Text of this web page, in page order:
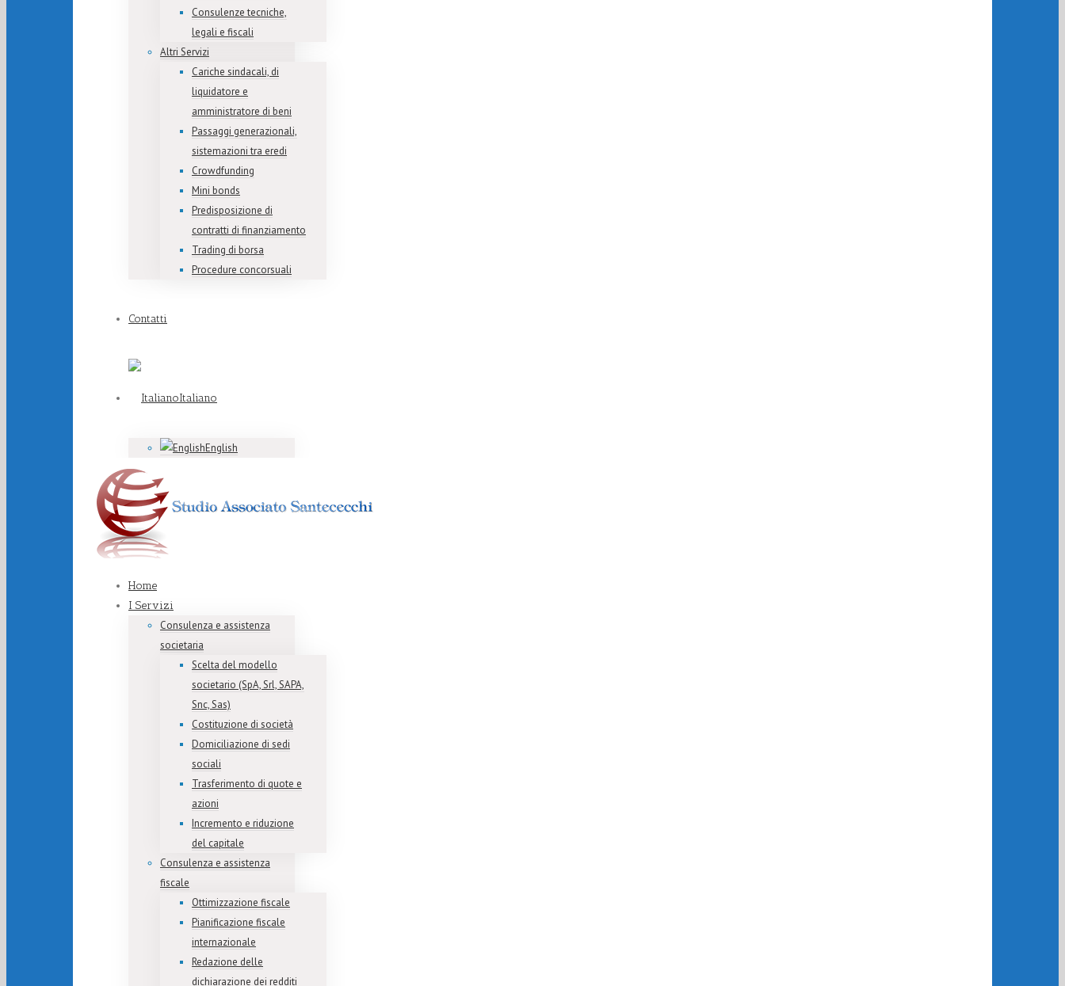
Consulenze tecniche,
legali e fiscali
Altri Servizi
Cariche sindacali, di
liquidatore e
amministratore di beni
Passaggi generazionali,
sistemazioni tra eredi
Crowdfunding
Mini bonds
Predisposizione di
contratti di finanziamento
Trading di borsa
Procedure concorsuali
Contatti
Italiano
English
Home
I Servizi
Consulenza e assistenza
societaria
Scelta del modello
societario (SpA, Srl, SAPA,
Snc, Sas)
Costituzione di società
Domiciliazione di sedi
sociali
Trasferimento di quote e
azioni
Incremento e riduzione
del capitale
Consulenza e assistenza
fiscale
Ottimizzazione fiscale
Pianificazione fiscale
internazionale
Redazione delle
dichiarazione dei redditi